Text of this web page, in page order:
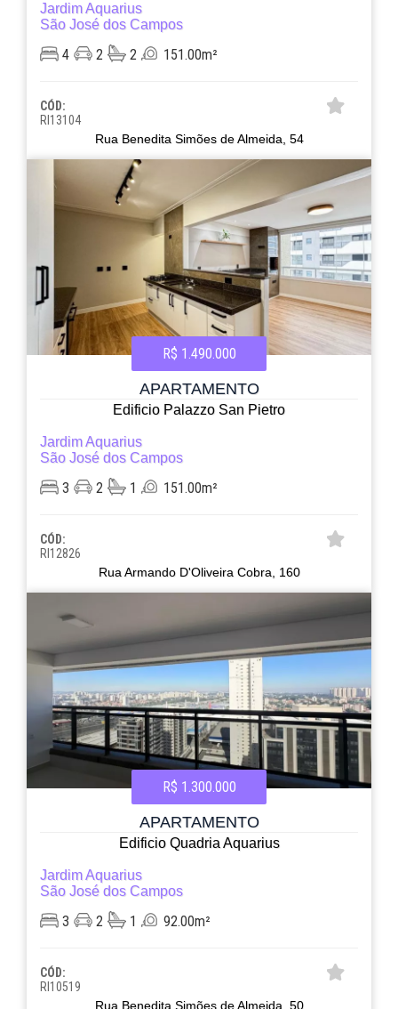
Jardim Aquarius
São José dos Campos
4 2 2 151.00m²
CÓD:
RI13104
Rua Benedita Simões de Almeida, 54
R$ 1.490.000
APARTAMENTO
Edificio Palazzo San Pietro
Jardim Aquarius
São José dos Campos
3 2 1 151.00m²
CÓD:
RI12826
Rua Armando D'Oliveira Cobra, 160
R$ 1.300.000
APARTAMENTO
Edificio Quadria Aquarius
Jardim Aquarius
São José dos Campos
3 2 1 92.00m²
CÓD:
RI10519
Rua Benedita Simões de Almeida, 50